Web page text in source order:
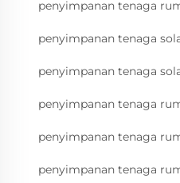
penyimpanan tenaga
penyimpanan tenaga
penyimpanan tenaga
penyimpanan tenaga
penyimpanan tenaga
penyimpanan tenaga